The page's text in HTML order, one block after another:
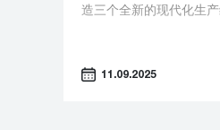
造三个全新的现代化生产
11.09.2025